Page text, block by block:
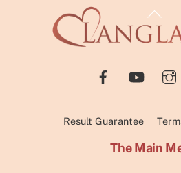
Back
To
Top
Result Guarantee
The Main